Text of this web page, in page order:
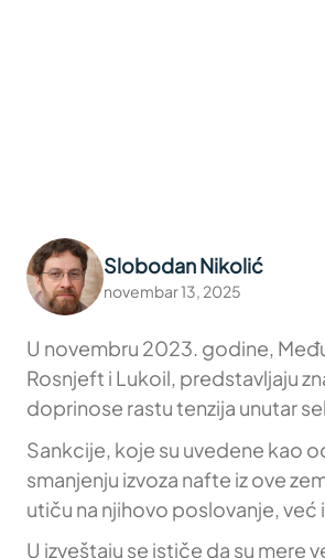
Slobodan Nikolić
novembar 13, 2025
U novembru 2023. godine,
Rosnjeft i Lukoil, predstavljaju
doprinose rastu tenzija unutar
Sankcije, koje su uvedene kao
smanjenju izvoza nafte iz ove
utiču na njihovo poslovanje, već
U izveštaju se ističe da su mere